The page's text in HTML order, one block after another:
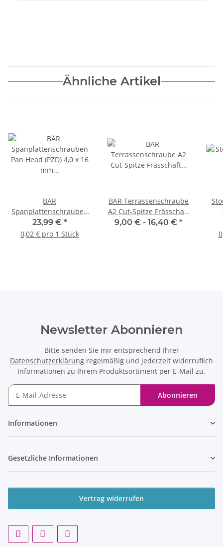
Ähnliche Artikel
BÄR
Spanplattenschrauben
Pan Head (PZD) 4,0 x 16
mm - 1.000 Stück
23,99 € *
0,02 € pro 1 Stück
BÄR Terrassenschraube
A2 Cut-Spitze Frässchaft
T25 - diverse Varianten
9,00 € - 16,40 € *
Newsletter Abonnieren
Bitte senden Sie mir entsprechend Ihrer
Datenschutzerklärung regelmäßig und jederzeit widerruflich
Informationen zu Ihrem Produktsortiment per E-Mail zu.
Abonnieren
Informationen
Gesetzliche Informationen
Vertrag widerrufen